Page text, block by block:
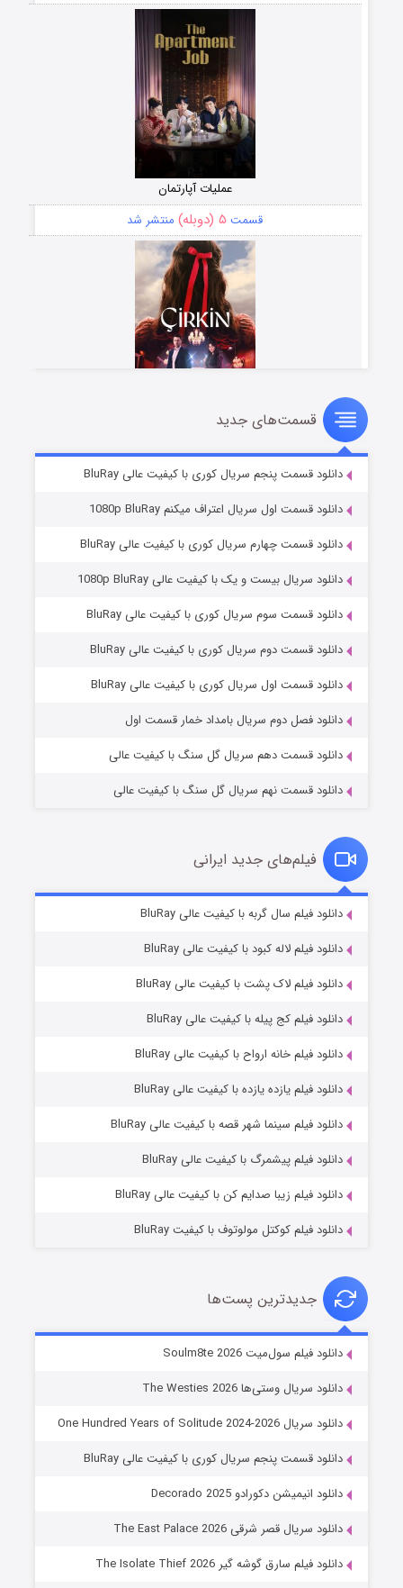
عملیات آپارتمان
قسمت ۵ (دوبله) منتشر شد
سریال زشت
قسمت۲ (زیرنویس) منتشر شد
مردگان متحرک: شهر مرده ۳
قسمت۲ (زیرنویس) منتشر شد
قسمت۷ (زیرنویس) منتشر شد
خاندان اژدها فصل ۳
جادوگری در مغولستان
قسمت‌های جدید
دانلود قسمت پنجم سریال کوری با کیفیت عالی BluRay
دانلود قسمت اول سریال اعتراف میکنم 1080p BluRay
دانلود قسمت چهارم سریال کوری با کیفیت عالی BluRay
دانلود سریال بیست و یک با کیفیت عالی 1080p BluRay
دانلود قسمت سوم سریال کوری با کیفیت عالی BluRay
دانلود قسمت دوم سریال کوری با کیفیت عالی BluRay
دانلود قسمت اول سریال کوری با کیفیت عالی BluRay
دانلود فصل دوم سریال بامداد خمار قسمت اول
دانلود قسمت دهم سریال گل سنگ با کیفیت عالی
دانلود قسمت نهم سریال گل سنگ با کیفیت عالی
فیلم‌های جدید ایرانی
دانلود فیلم سال گربه با کیفیت عالی BluRay
دانلود فیلم لاله کبود با کیفیت عالی BluRay
دانلود فیلم لاک پشت با کیفیت عالی BluRay
دانلود فیلم کج‌ پیله با کیفیت عالی BluRay
دانلود فیلم خانه ارواح با کیفیت عالی BluRay
دانلود فیلم یازده یازده با کیفیت عالی BluRay
دانلود فیلم سینما شهر قصه با کیفیت عالی BluRay
دانلود فیلم پیشمرگ با کیفیت عالی BluRay
دانلود فیلم زیبا صدایم کن با کیفیت عالی BluRay
دانلود فیلم کوکتل مولوتوف با کیفیت BluRay
جدیدترین پست‌ها
دانلود فیلم سول‌میت Soulm8te 2026
دانلود سریال وستی‌ها The Westies 2026
دانلود سریال One Hundred Years of Solitude 2024-2026
دانلود قسمت پنجم سریال کوری با کیفیت عالی BluRay
دانلود انیمیشن دکورادو Decorado 2025
دانلود سریال قصر شرقی The East Palace 2026
دانلود فیلم سارق گوشه گیر The Isolate Thief 2026